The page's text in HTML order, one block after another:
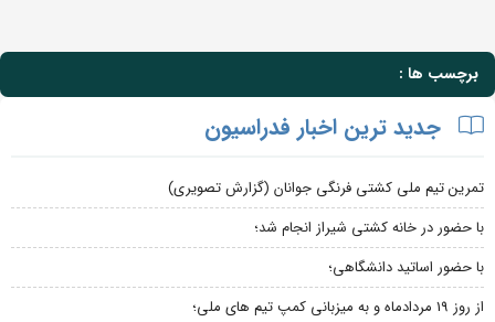
برچسب ها :
جدید ترین اخبار فدراسیون
تمرین تیم ملی کشتی فرنگی جوانان (گزارش تصویری)
با حضور در خانه کشتی شیراز انجام شد؛
با حضور اساتید دانشگاهی؛
از روز 19 مردادماه و به میزبانی کمپ تیم های ملی؛